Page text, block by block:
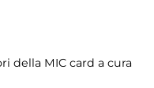
della MIC card a cura